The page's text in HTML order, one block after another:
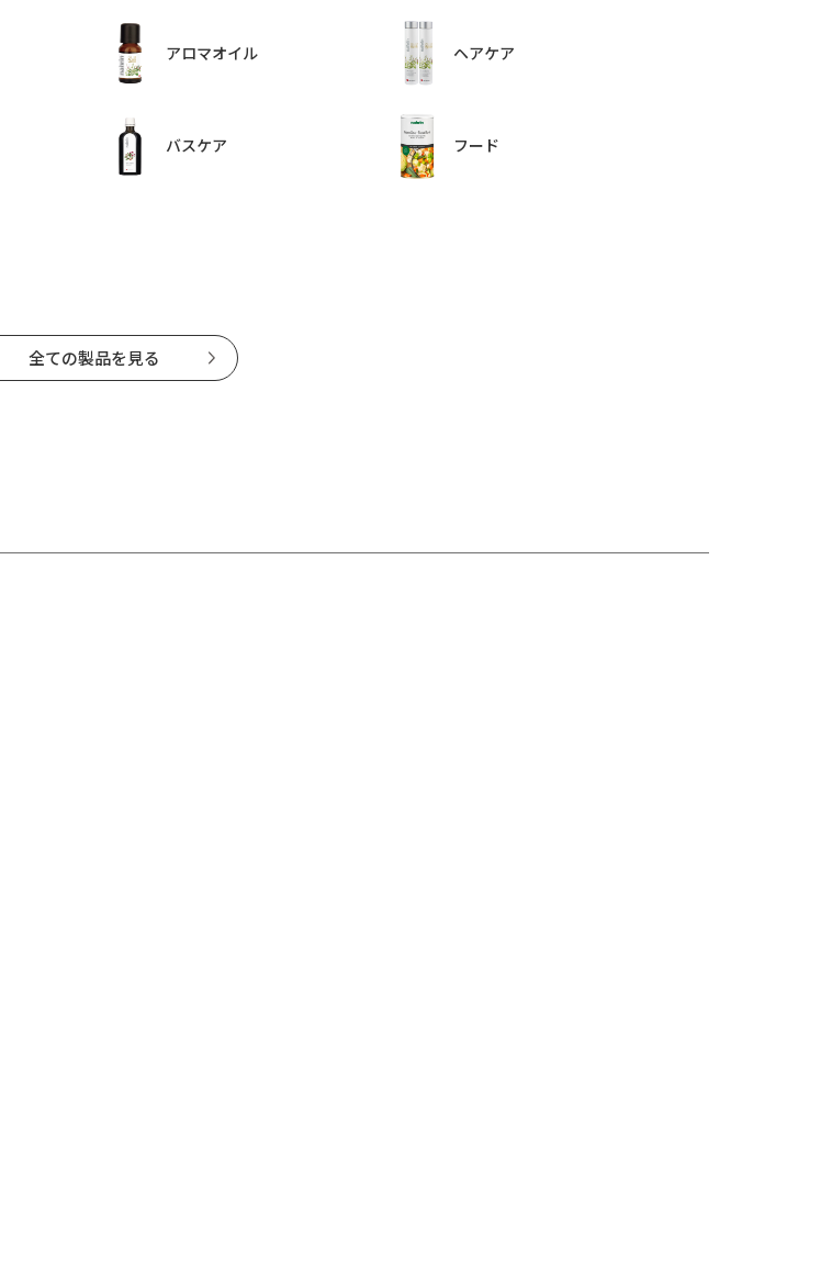
アロマオイル ヘアケア
バスケア フード
全ての製品を見る